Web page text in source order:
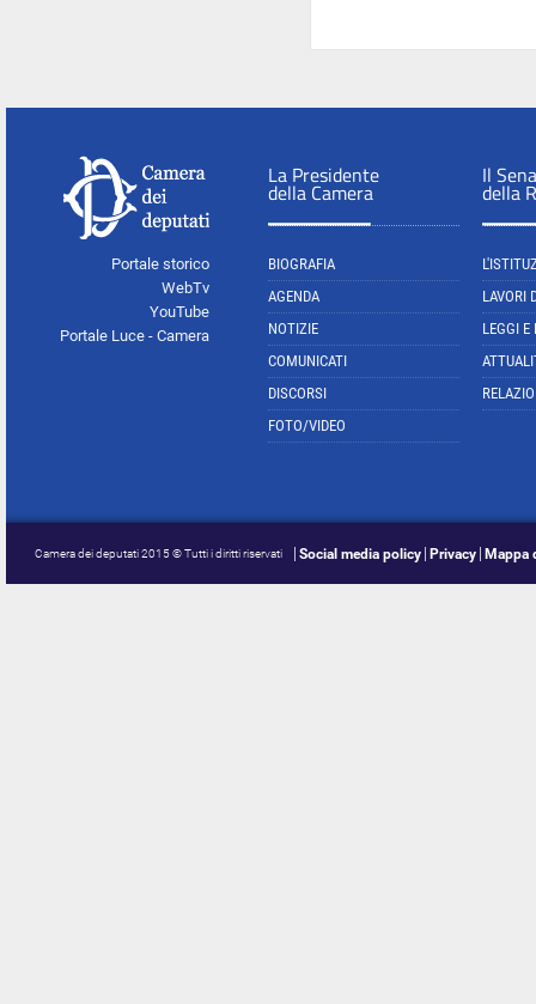
Portale storico
WebTv
YouTube
Portale Luce - Camera
La Presidente
della Camera
BIOGRAFIA
AGENDA
NOTIZIE
COMUNICATI
DISCORSI
FOTO/VIDEO
Il
della
LAVORI
LEGGI E
Camera dei deputati 2015 © Tutti i diritti riservati Social media policy Privacy Mappa